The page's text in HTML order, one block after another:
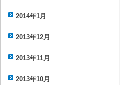
2014年1月
2013年12月
2013年11月
2013年10月